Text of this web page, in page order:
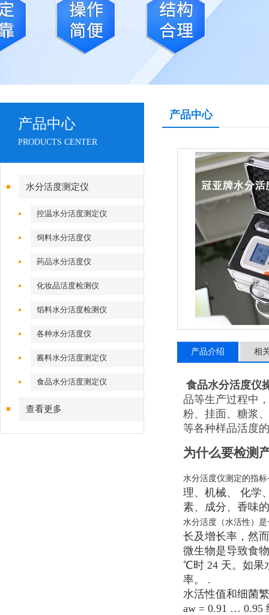
产品中心
PRODUCTS CENTER
水分活度测定仪
控温水分活度测定仪
饲料水分活度仪
药品水分活度仪
化妆品活度检测仪
馅料水分活度检测仪
各种水分活度仪
酱料水分活度测定仪
食品水分活度测定仪
查看更多
产品中心
产品介绍 相
食品水分活度仪
品等生产过程中
粉、挂面、糖浆
等各种样品活度
为什么要检测
水分活度仪测定的指标
理、机械、 化学
素、成分、香味
水分活度（水活性）
长及增长率，然
微生物是导致食
℃时 24 天。如果
率。 .
水活性值和细菌
aw = 0.91 … 0.95